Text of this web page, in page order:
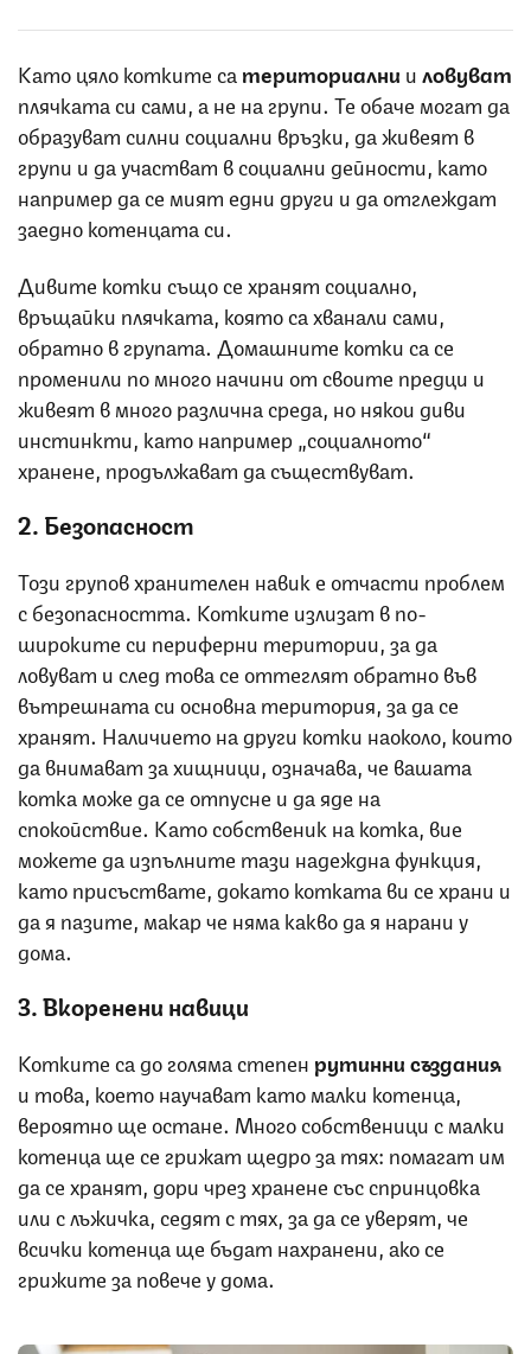
Като цяло котките са териториални и ловуват
плячката си сами, а не на групи. Те обаче могат да
образуват силни социални връзки, да живеят в
групи и да участват в социални дейности, като
например да се мият едни други и да отглеждат
заедно котенцата си.
Дивите котки също се хранят социално,
връщайки плячката, която са хванали сами,
обратно в групата. Домашните котки са се
променили по много начини от своите предци и
живеят в много различна среда, но някои диви
инстинкти, като например „социалното“
хранене, продължават да съществуват.
2. Безопасност
Този групов хранителен навик е отчасти проблем
с безопасността. Котките излизат в по-
широките си периферни територии, за да
ловуват и след това се оттеглят обратно във
вътрешната си основна територия, за да се
хранят. Наличието на други котки наоколо, които
да внимават за хищници, означава, че вашата
котка може да се отпусне и да яде на
спокойствие. Като собственик на котка, вие
можете да изпълните тази надеждна функция,
като присъствате, докато котката ви се храни и
да я пазите, макар че няма какво да я нарани у
дома.
3. Вкоренени навици
Котките са до голяма степен рутиннисъздания
и това, което научават като малки котенца,
вероятно ще остане. Много собственици с малки
котенца ще се грижат щедро за тях: помагат им
да се хранят, дори чрез хранене със спринцовка
или с лъжичка, седят с тях, за да се уверят, че
всички котенца ще бъдат нахранени, ако се
грижите за повече у дома.